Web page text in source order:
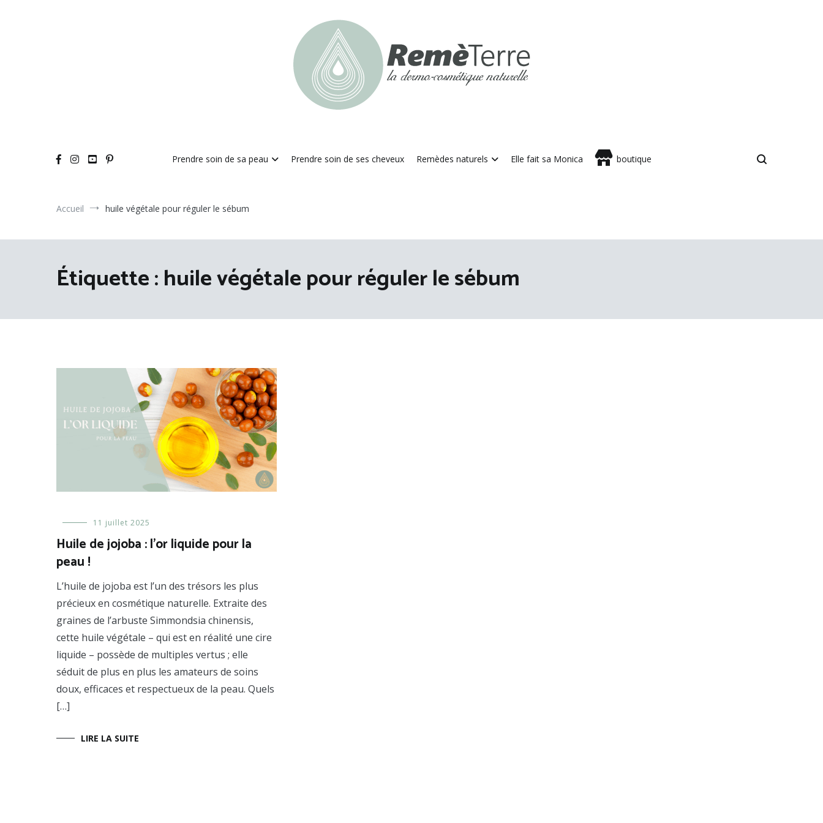
Prendre soin de sa peau
Prendre soin de ses cheveux Remèdes naturels Elle fait sa Monica boutique
Accueil huile végétale pour réguler le sébum
Étiquette :huile végétale pour réguler le sébum
Les
Les
huiles
végétales
Prendre
soin
de
peau
11 juillet 2025
Huile de jojoba : l’or liquide pour la
peau !
L’huile de jojoba est l’un des trésors les plus
précieux en cosmétique naturelle. Extraite des
graines de l’arbuste Simmondsia chinensis,
cette huile végétale – qui est en réalité une cire
liquide – possède de multiples vertus ; elle
séduit de plus en plus les amateurs de soins
doux, efficaces et respectueux de la peau. Quels
[…]
LIRE LA SUITE